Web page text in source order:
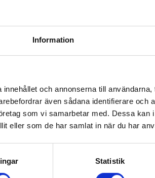
Information
och annonserna till
även sådana identifierare och
som vi samarbetar med. Dessa kan
eller som de har samlat in när du har
Statistik
att hålla och utforska. Den är det
söthet